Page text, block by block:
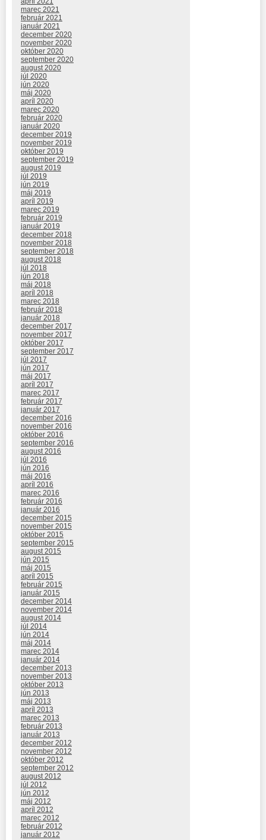
marec 2021
február 2021
január 2021
december 2020
november 2020
október 2020
september 2020
august 2020
júl 2020
jún 2020
máj 2020
apríl 2020
marec 2020
február 2020
január 2020
december 2019
november 2019
október 2019
september 2019
august 2019
júl 2019
jún 2019
máj 2019
apríl 2019
marec 2019
február 2019
január 2019
december 2018
november 2018
september 2018
august 2018
júl 2018
jún 2018
máj 2018
apríl 2018
marec 2018
február 2018
január 2018
december 2017
november 2017
október 2017
september 2017
júl 2017
jún 2017
máj 2017
apríl 2017
marec 2017
február 2017
január 2017
december 2016
november 2016
október 2016
september 2016
august 2016
júl 2016
jún 2016
máj 2016
apríl 2016
marec 2016
február 2016
január 2016
december 2015
november 2015
október 2015
september 2015
august 2015
jún 2015
máj 2015
apríl 2015
február 2015
január 2015
december 2014
november 2014
august 2014
júl 2014
jún 2014
máj 2014
marec 2014
január 2014
december 2013
november 2013
október 2013
jún 2013
máj 2013
apríl 2013
marec 2013
február 2013
január 2013
december 2012
november 2012
október 2012
september 2012
august 2012
júl 2012
jún 2012
máj 2012
apríl 2012
marec 2012
február 2012
január 2012